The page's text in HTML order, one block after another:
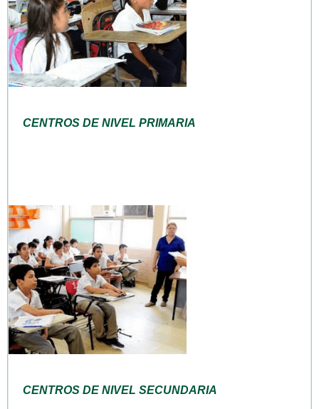
CENTROS DE NIVEL PRIMARIA
CENTROS DE NIVEL SECUNDARIA